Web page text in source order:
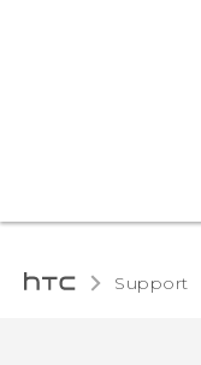
Support